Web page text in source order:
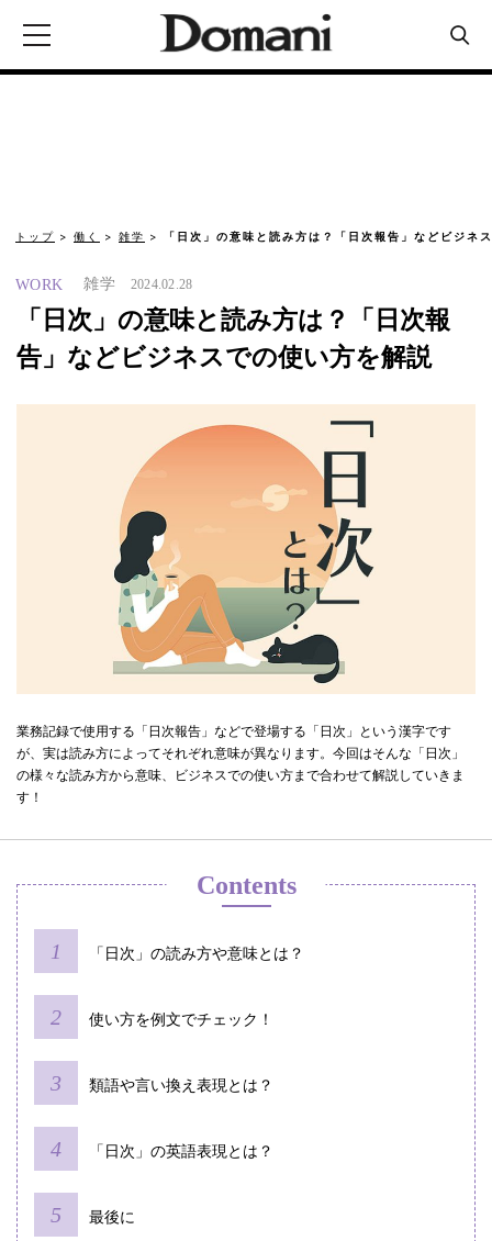
トップ 働く 雑学 「日次」の意味と読み方は？「日次報告」などビジネ
WORK 雑学 2024.02.28
「日次」の意味と読み方は？「日次報
告」などビジネスでの使い方を解説
業務記録で使用する「日次報告」などで登場する「日次」という漢字です
が、実は読み方によってそれぞれ意味が異なります。今回はそんな「日次」
の様々な読み方から意味、ビジネスでの使い方まで合わせて解説していきま
す！
Contents
「日次」の読み方や意味とは？
使い方を例文でチェック！
類語や言い換え表現とは？
「日次」の英語表現とは？
最後に